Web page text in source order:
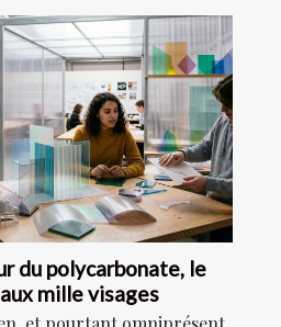
du polycarbonate, le
mille visages